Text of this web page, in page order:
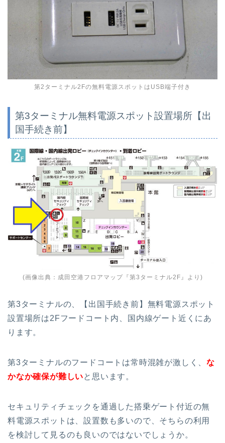
第2ターミナル2Fの無料電源スポットはUSB端子付き
第3ターミナル無料電源スポット設置場所【出
国手続き前】
(画像出典： 成田空港フロアマップ『第3ターミナル2F』 より)
第3ターミナルの、【出国手続き前】無料電源スポット
設置場所は2Fフードコート内、国内線ゲート近くにあ
ります。
第3ターミナルのフードコートは常時混雑が激しく、な
かなか確保が難しいと思います。
セキュリティチェックを通過した搭乗ゲート付近の無
料電源スポットは、設置数も多いので、そちらの利用
を検討して見るのも良いのではないでしょうか。